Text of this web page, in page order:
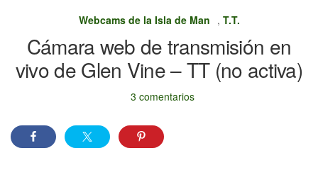
Webcams de la Isla de Man , T.T.
Cámara web de transmisión en
vivo de Glen Vine – TT (no activa)
3 comentarios